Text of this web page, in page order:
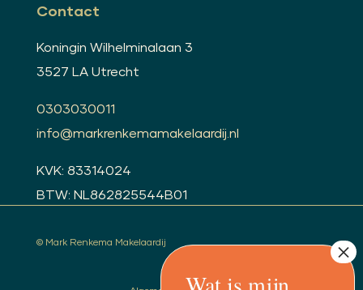
Contact
Koningin Wilhelminalaan 3
3527 LA Utrecht
0303030011
info@markrenkemamakelaardij.nl
KVK: 83314024
BTW: NL862825544B01
© Mark Renkema Makelaardij